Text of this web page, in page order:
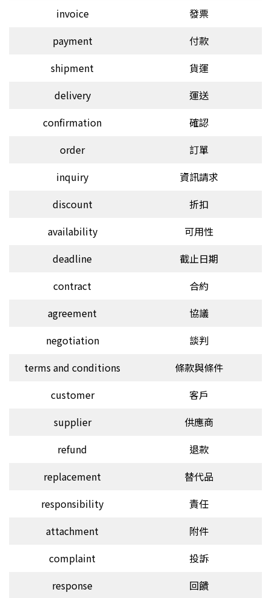
invoice
發票
payment
付款
shipment
貨運
delivery
運送
confirmation
確認
order
訂單
inquiry
資訊請求
discount
折扣
availability
可用性
deadline
截止日期
contract
合約
agreement
協議
negotiation
談判
terms and conditions
條款與條件
customer
客戶
supplier
供應商
refund
退款
replacement
替代品
responsibility
責任
attachment
附件
complaint
投訴
response
回饋